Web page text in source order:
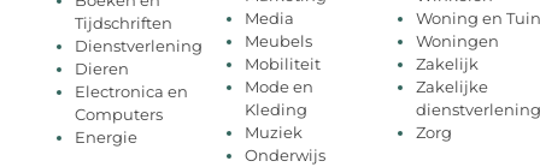
Tijdschriften
Dienstverlening
Dieren
Electronica en
Computers
Energie
Media
Meubels
Mobiliteit
Mode en
Kleding
Muziek
Onderwijs
Woning en Tuin
Woningen
Zakelijk
Zakelijke
dienstverlening
Zorg